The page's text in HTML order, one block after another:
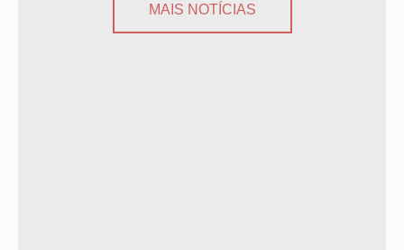
MAIS NOTÍCIAS